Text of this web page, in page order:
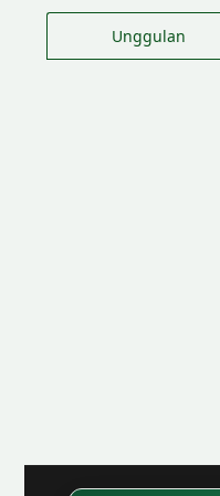
Unggulan